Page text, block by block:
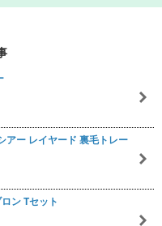
アー レイヤード 裏毛トレー
ン Tセット